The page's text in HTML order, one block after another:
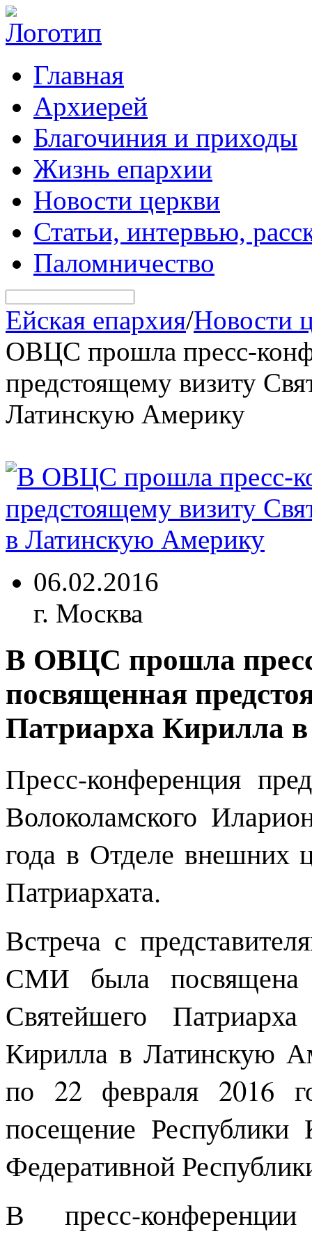
Главная
Архиерей
Благочиния и приходы
Жизнь епархии
Новости церкви
Статьи, интервью,
Паломничество
Ейская епархия/Новости
ОВЦС прошла пресс-
предстоящему визиту
Латинскую Америку
06.02.2016
г. Москва
В ОВЦС прошла
посвященная
Патриарха Кирилла
Пресс-конференция
Волоколамского
года в Отделе внешних
Патриархата.
Встреча с
СМИ была посвящена
Святейшего
Кирилла в Латинскую
по 22 февраля 2016
посещение Республики
Федеративной
В пресс-